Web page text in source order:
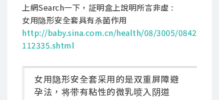
上網Search一下，証明盒上說明所言非虛 :
女用隐形安全套具有杀菌作用
http://baby.sina.com.cn/health/08/3005/0842
112335.shtml
女用隐形安全套采用的是双重屏障避
孕法，将带有粘性的微乳喷入阴道